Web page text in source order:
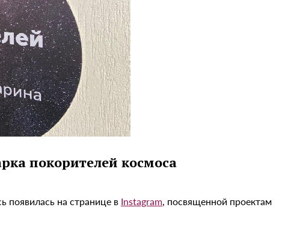
покорителей космоса
появилась на странице в Instagram, посвященной проектам